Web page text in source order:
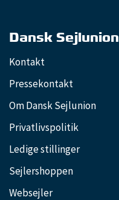
Dansk Sejlunion
Kontakt
Pressekontakt
Om Dansk Sejlunion
Privatlivspolitik
Ledige stillinger
Sejlershoppen
Websejler